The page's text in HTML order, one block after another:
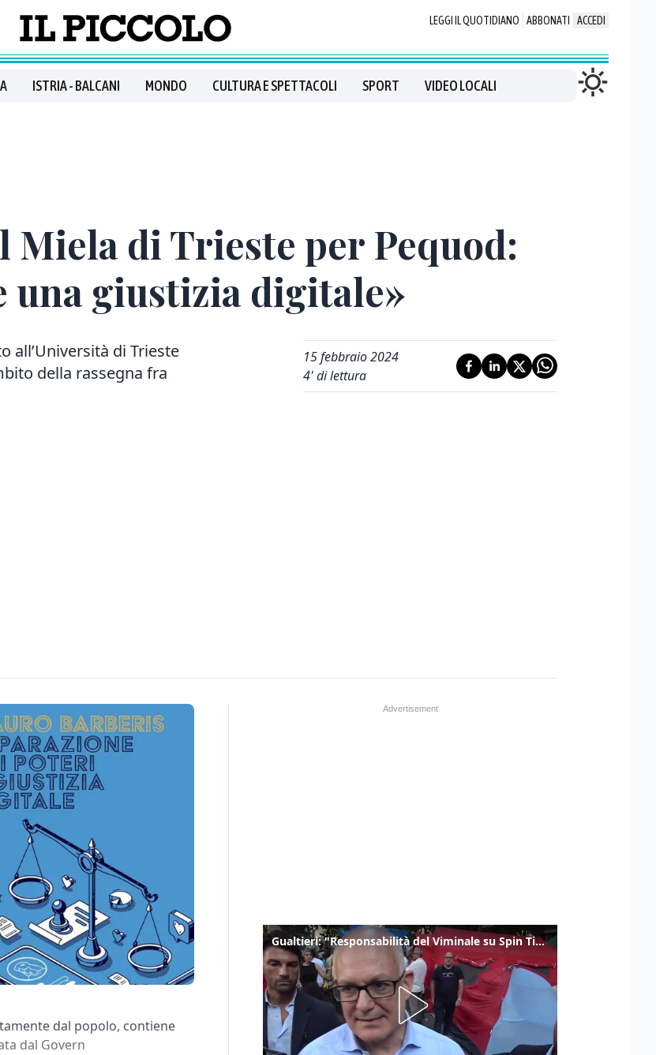
LEGGI IL QUOTIDIANO ABBONATI ACCEDI
ISTRIA - BALCANI MONDO CULTURA E SPETTACOLI SPORT VIDEO LOCALI
Miela di Trieste per Pequod:
una giustizia digitale»
all’Università di Trieste
della rassegna fra
15 febbraio 2024
4' di lettura
dal popolo, contiene
dal Govern
Gualtieri: "Responsabilità del Viminale su Spin Time? La posizione dei partiti è nota"